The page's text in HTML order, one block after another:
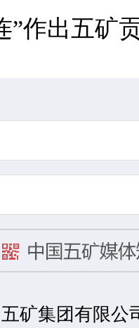
”作出五矿
矿集团有限公